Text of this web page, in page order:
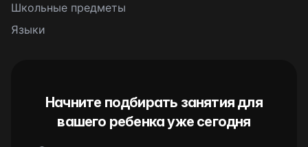
Школьные предметы
Языки
Начните подбирать занятия для
вашего ребенка уже сегодня